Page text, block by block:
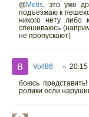
@Metis, это уже
подъезжаю к
никого нету либо
спешиваюсь
не пропускают)
Volf86 ○
боюсь
ролики если